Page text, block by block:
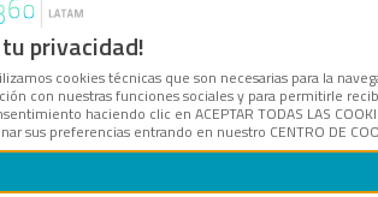
privacidad!
cookies técnicas que son necesarias para la
con nuestras funciones sociales y para permitirle
haciendo clic en ACEPTAR TODAS LAS
sus preferencias entrando en nuestro CENTRO DE